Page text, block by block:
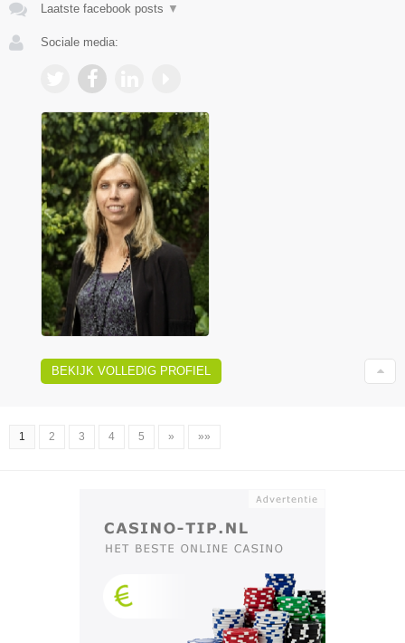
Laatste facebook posts ▼
Sociale media:
BEKIJK VOLLEDIG PROFIEL
1 2 3 4 5 » »»